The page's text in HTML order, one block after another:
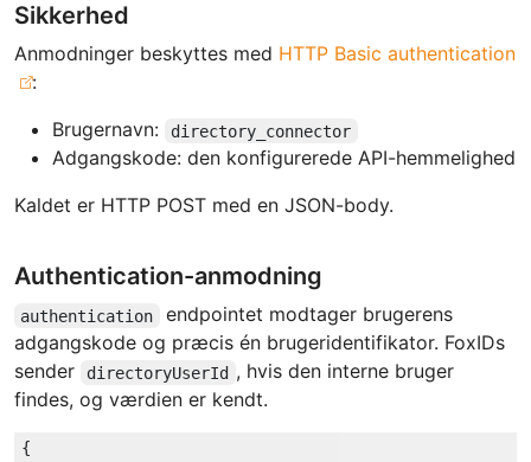
Sikkerhed
Anmodninger beskyttes med HTTP Basic authentication
:
Brugernavn:
directory_connector
Adgangskode: den konfigurerede API-hemmelighed
Kaldet er HTTP POST med en JSON-body.
Authentication-anmodning
authentication
endpointet modtager brugerens
adgangskode og præcis én brugeridentifikator. FoxIDs
sender
directoryUserId , hvis den interne bruger
findes, og værdien er kendt.
{